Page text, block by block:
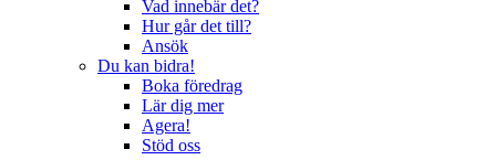
Vad innebär det?
Hur går det till?
Ansök
Du kan bidra!
Boka föredrag
Lär dig mer
Agera!
Stöd oss